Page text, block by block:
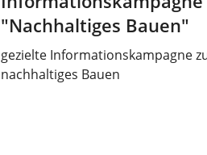
"Nachhaltiges Bauen"
gezielte Informationskampagne
nachhaltiges Bauen